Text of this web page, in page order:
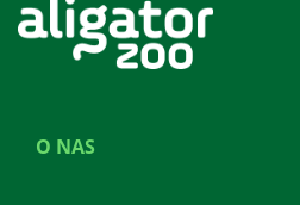
O NAS